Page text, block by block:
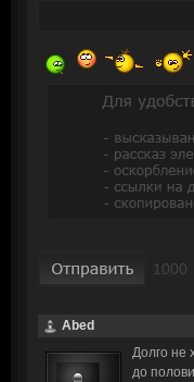
Abed
Долго не
до